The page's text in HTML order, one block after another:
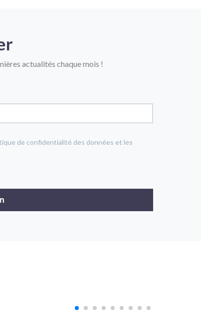
actualités chaque mois !
de confidentialité des données et les